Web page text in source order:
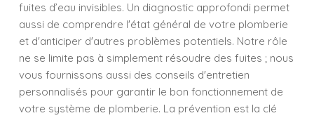
fuites d’eau invisibles. Un diagnostic approfondi permet
aussi de comprendre l'état général de votre plomberie
et d'anticiper d'autres problèmes potentiels. Notre rôle
ne se limite pas à simplement résoudre des fuites ; nous
vous fournissons aussi des conseils d'entretien
personnalisés pour garantir le bon fonctionnement de
votre système de plomberie. La prévention est la clé